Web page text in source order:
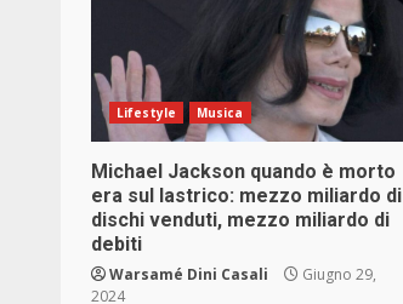
Lifestyle Musica
Michael Jackson quando è morto
era sul lastrico: mezzo miliardo di
dischi venduti, mezzo miliardo di
debiti
Warsamé Dini Casali
Giugno 29,
2024